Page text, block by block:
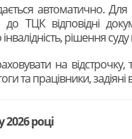
автоматично.
до ТЦК відповідні
рішення
на
та працівники, задіяні
році